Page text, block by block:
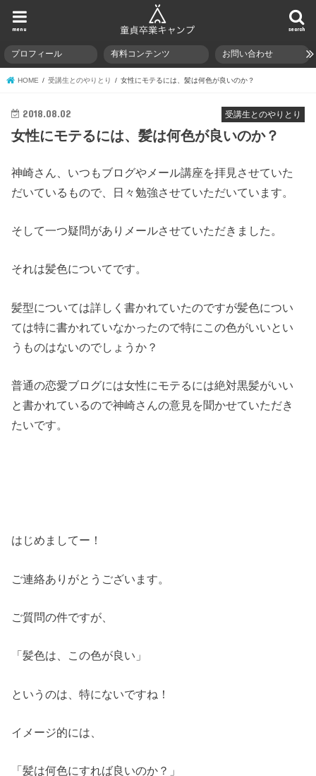
search
menu
プロフィール 有料コンテンツ お問い合わせ
HOME 受講生とのやりとり 女性にモテるには、髪は何色が良いのか？
受講生とのやりとり
2018.08.02
女性にモテるには、髪は何色が良いのか？
神崎さん、いつもブログやメール講座を拝見させていた
だいているもので、日々勉強させていただいています。
そして一つ疑問がありメールさせていただきました。
それは髪色についてです。
髪型については詳しく書かれていたのですが髪色につい
ては特に書かれていなかったので特にこの色がいいとい
うものはないのでしょうか？
普通の恋愛ブログには女性にモテるには絶対黒髪がいい
と書かれているので神崎さんの意見を聞かせていただき
たいです。
はじめましてー！
ご連絡ありがとうございます。
ご質問の件ですが、
「髪色は、この色が良い」
というのは、特にないですね！
イメージ的には、
「髪は何色にすれば良いのか？」